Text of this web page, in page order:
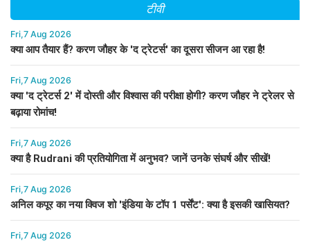
टीवी
Fri,7 Aug 2026
क्या आप तैयार हैं? करण जौहर के 'द ट्रेटर्स' का दूसरा सीजन आ रहा है!
Fri,7 Aug 2026
क्या 'द ट्रेटर्स 2' में दोस्ती और विश्वास की परीक्षा होगी? करण जौहर ने ट्रेलर से
बढ़ाया रोमांच!
Fri,7 Aug 2026
क्या है Rudrani की प्रतियोगिता में अनुभव? जानें उनके संघर्ष और सीखें!
Fri,7 Aug 2026
अनिल कपूर का नया क्विज शो 'इंडिया के टॉप 1 पर्सेंट': क्या है इसकी खासियत?
Fri,7 Aug 2026